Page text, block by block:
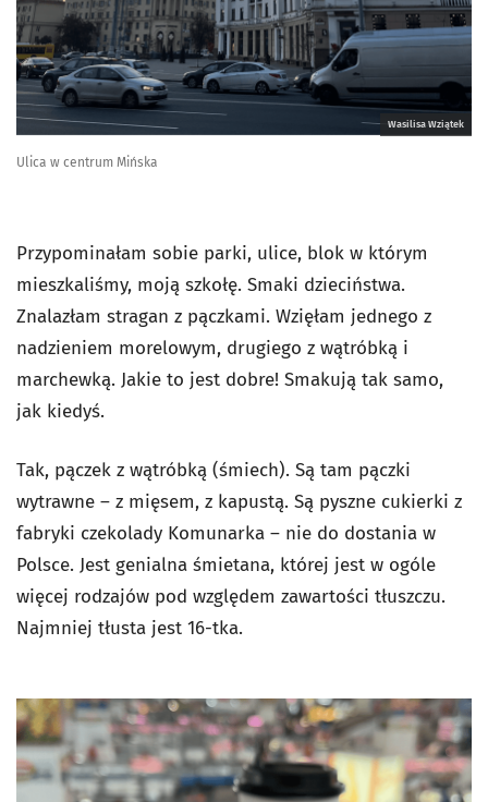
Wasilisa Wziątek
Ulica w centrum Mińska
Przypominałam sobie parki, ulice, blok w którym
mieszkaliśmy, moją szkołę. Smaki dzieciństwa.
Znalazłam stragan z pączkami. Wzięłam jednego z
nadzieniem morelowym, drugiego z wątróbką i
marchewką. Jakie to jest dobre! Smakują tak samo,
jak kiedyś.
Tak, pączek z wątróbką (śmiech). Są tam pączki
wytrawne – z mięsem, z kapustą. Są pyszne cukierki z
fabryki czekolady Komunarka – nie do dostania w
Polsce. Jest genialna śmietana, której jest w ogóle
więcej rodzajów pod względem zawartości tłuszczu.
Najmniej tłusta jest 16-tka.